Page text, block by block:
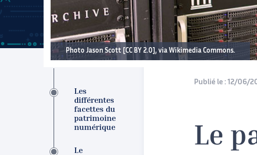
Photo Jason Scott [CC BY 2.0], via Wikimedia Commons.
Les
différentes
facettes du
patrimoine
numérique
Le
Publié le : 12/06/
Le